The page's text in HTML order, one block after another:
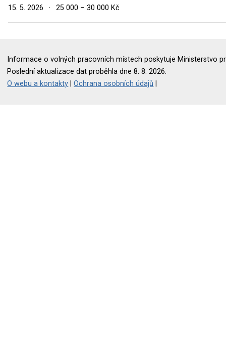
15. 5. 2026
· 25 000 – 30 000 Kč
Informace o volných pracovních místech poskytuje Ministerstvo
Poslední aktualizace dat proběhla dne 8. 8. 2026.
O webu a kontakty |Ochrana osobních údajů